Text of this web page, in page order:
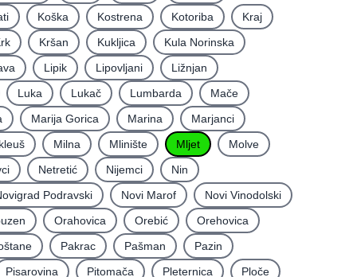
Koška Kostrena Kotoriba
Kraj
Kršan Kukljica
Kula Norinska
Lipik Lipovljani
Ližnjan
Luka Lukač Lumbarda
Mače
Marija Gorica Marina
Marjanci
Milna Mlinište Mljet
Molve
Netretić Nijemci
Nin
Podravski Novi Marof
Novi Vinodolski
Orahovica Orebić
Orehovica
Pakrac Pašman
Pazin
Pisarovina Pitomača Pleternica Ploče